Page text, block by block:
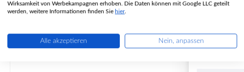
Wirksamkeit von Werbekampagnen erhoben. Die Daten können mit Google LLC geteilt
werden, weitere Informationen finden Sie hier.
Alle akzeptieren Nein, anpassen